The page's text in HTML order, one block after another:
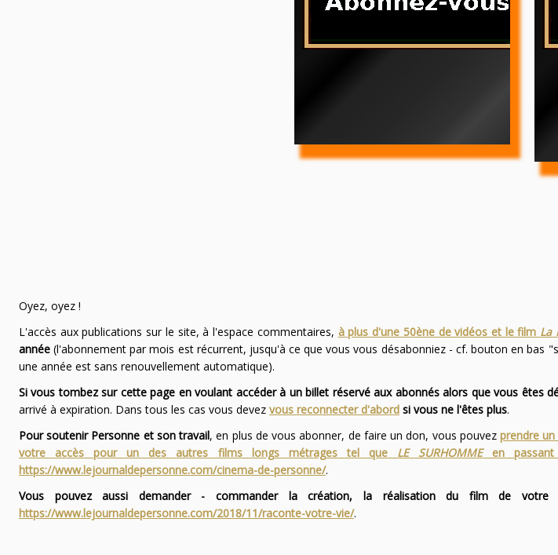
Oyez, oyez !
L'accès aux publications sur le site, à l'espace commentaires, à plus d'une 50ène de vidéos et le film La
année(l'abonnement par mois est récurrent, jusqu'à ce que vous vous désabonniez - cf. bouton en
une année est sans renouvellement automatique).
Si vous tombez sur cette page en voulant accéder à un billet réservé aux abonnés alors que vous êtes
arrivé à expiration. Dans tous les cas vous devez vous reconnecter d'abordsi vous ne l'êtes plus.
Pour soutenir Personne et son travail, en plus de vous abonner, de faire un don, vous pouvezprendre
votre accès pour un des autres films longs métrages tel que LE SURHOMMEen passant
https://www.lejournaldepersonne.com/cinema-de-personne/.
Vous pouvez aussi demander - commander la création, la réalisation du film de
https://www.lejournaldepersonne.com/2018/11/raconte-votre-vie/.